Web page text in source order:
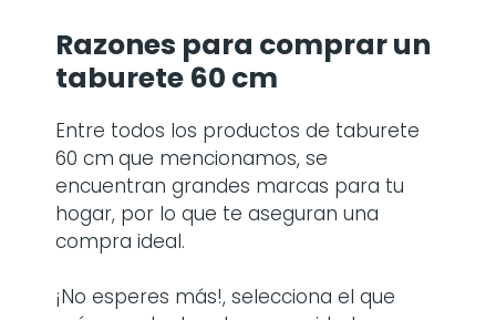
Razones para comprarun
taburete 60 cm
Entre todos los productos de taburete
60 cm que mencionamos, se
encuentran grandes marcas para tu
hogar, por lo que te aseguran una
compra ideal.
¡No esperes más!, selecciona el que